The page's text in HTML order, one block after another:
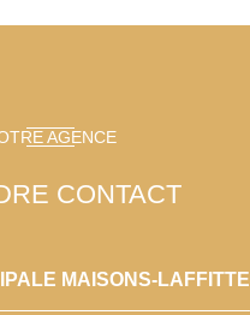
AGENCE
CONTACT
MAISONS-LAFFITTE